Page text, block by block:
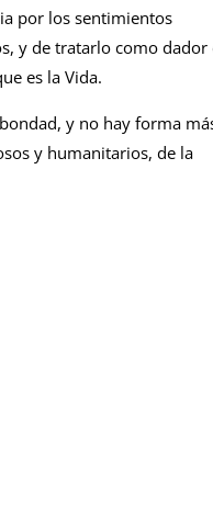
por los sentimientos
y de tratarlo como dador
es la Vida.
y no hay forma
y humanitarios, de la